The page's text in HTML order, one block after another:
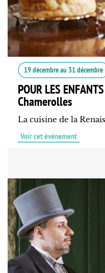
19 décembreau 31 décembre
POUR LES
Chamerolles
La cuisine de la
Voir cet événement